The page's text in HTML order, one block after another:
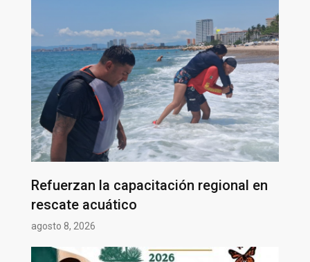
Refuerzan la capacitación regional en
rescate acuático
agosto 8, 2026